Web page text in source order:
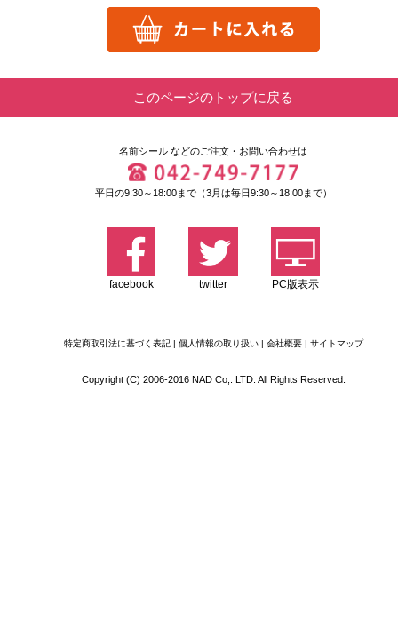
このページのトップに戻る
名前シール などのご注文・お問い合わせは
平日の9:30～18:00まで（3月は毎日9:30～18:00まで）
facebook twitter PC版表示
特定商取引法に基づく表記| 個人情報の取り扱い| 会社概要| サイトマップ
Copyright (C) 2006-2016 NAD Co,. LTD. All Rights Reserved.